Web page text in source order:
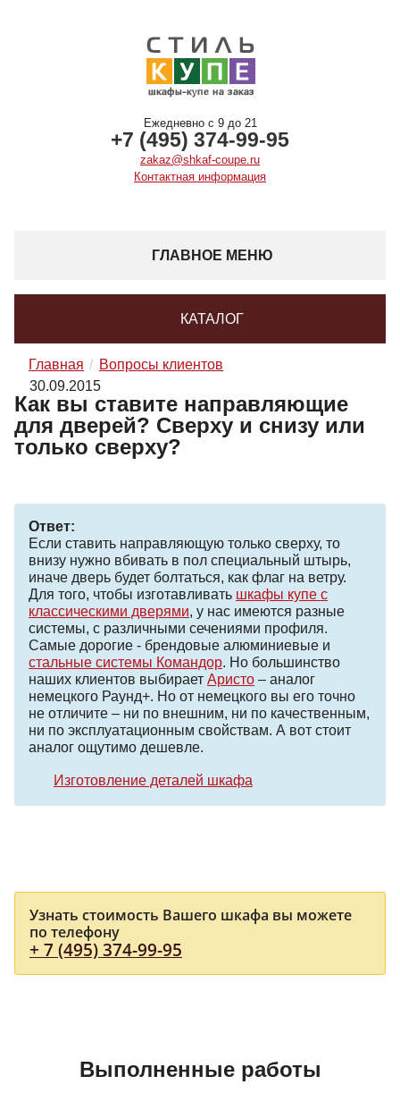
Ежедневно с 9 до 21
+7 (495) 374-99-95
zakaz@shkaf-coupe.ru
Контактная информация
ГЛАВНОЕ МЕНЮ
КАТАЛОГ
Главная
Вопросы клиентов
30.09.2015
Как вы ставите направляющие
для дверей? Сверху и снизу или
только сверху?
Ответ:
Если ставить направляющую только сверху, то
внизу нужно вбивать в пол специальный штырь,
иначе дверь будет болтаться, как флаг на ветру.
Для того, чтобы изготавливать шкафы купе с
классическими дверями, у нас имеются разные
системы, с различными сечениями профиля.
Самые дорогие - брендовые алюминиевые и
стальные системы Командор. Но большинство
наших клиентов выбирает Аристо – аналог
немецкого Раунд+. Но от немецкого вы его точно
не отличите – ни по внешним, ни по качественным,
ни по эксплуатационным свойствам. А вот стоит
аналог ощутимо дешевле.
Изготовление деталей шкафа
Узнать стоимость Вашего шкафа вы можете
по телефону
+ 7 (495) 374-99-95
Выполненные работы